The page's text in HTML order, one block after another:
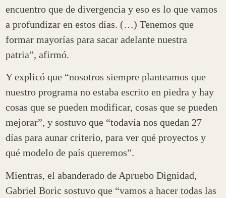
encuentro que de divergencia y eso es lo que vamos
a profundizar en estos días. (…) Tenemos que
formar mayorías para sacar adelante nuestra
patria”, afirmó.
Y explicó que “nosotros siempre planteamos que
nuestro programa no estaba escrito en piedra y hay
cosas que se pueden modificar, cosas que se pueden
mejorar”, y sostuvo que “todavía nos quedan 27
días para aunar criterio, para ver qué proyectos y
qué modelo de país queremos”.
Mientras, el abanderado de Apruebo Dignidad,
Gabriel Boric sostuvo que “vamos a hacer todas las